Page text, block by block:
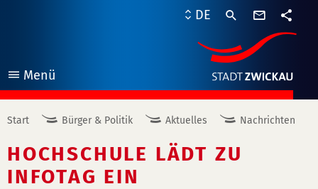
Menü
öffnen
DE
Start Bürger & Politik Aktuelles Nachrichten
HOCHSCHULE LÄDT ZU
INFOTAG EIN